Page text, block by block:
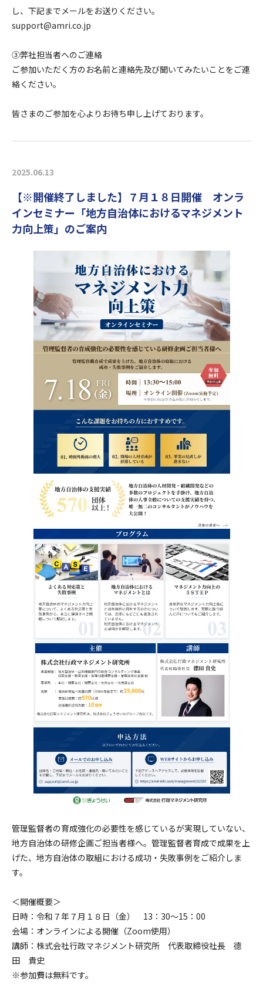
し、下記までメールをお送りください。
support@amri.co.jp
③弊社担当者へのご連絡
ご参加いただく方のお名前と連絡先及び聞いてみたいことをご連
絡ください。
皆さまのご参加を心よりお待ち申し上げております。
2025.06.13
【※開催終了しました】７月１８日開催 オンラ
インセミナー「地方自治体におけるマネジメント
力向上策」のご案内
管理監督者の育成強化の必要性を感じているが実現していない、
地方自治体の研修企画ご担当者様へ。管理監督者育成で成果を上
げた、地方自治体の取組における成功・失敗事例をご紹介しま
す。
＜開催概要＞
日時：令和７年７月１８日（金） 13：30～15：00
会場：オンラインによる開催（Zoom使用）
講師：株式会社行政マネジメント研究所 代表取締役社長 德
田 貴史
※参加費は無料です。